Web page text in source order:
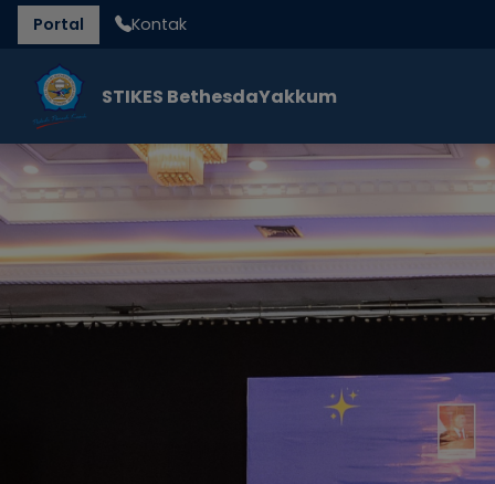
Portal Kontak
STIKES BethesdaYakkum